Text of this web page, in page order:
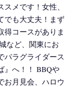
メです！女性、
でも大丈夫！まず
得コースがありま
など、関東にお
ラグライダース
』へ！！ BBQや
お月見会、ハロウ